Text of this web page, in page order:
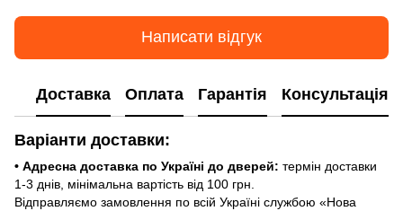
Написати відгук
Доставка Оплата Гарантія Консультація
Варіанти доставки:
• Адресна доставка по Україні до дверей: термін доставки
1-3 днів, мінімальна вартість від 100 грн.
Відправляємо замовлення по всій Україні службою «Нова